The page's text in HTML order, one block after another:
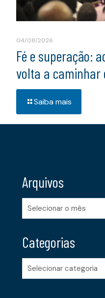
04/08/2026
Fé e superação:
volta a caminhar
Saiba mais
Arquivos
Arquivos
Categorias
Categorias